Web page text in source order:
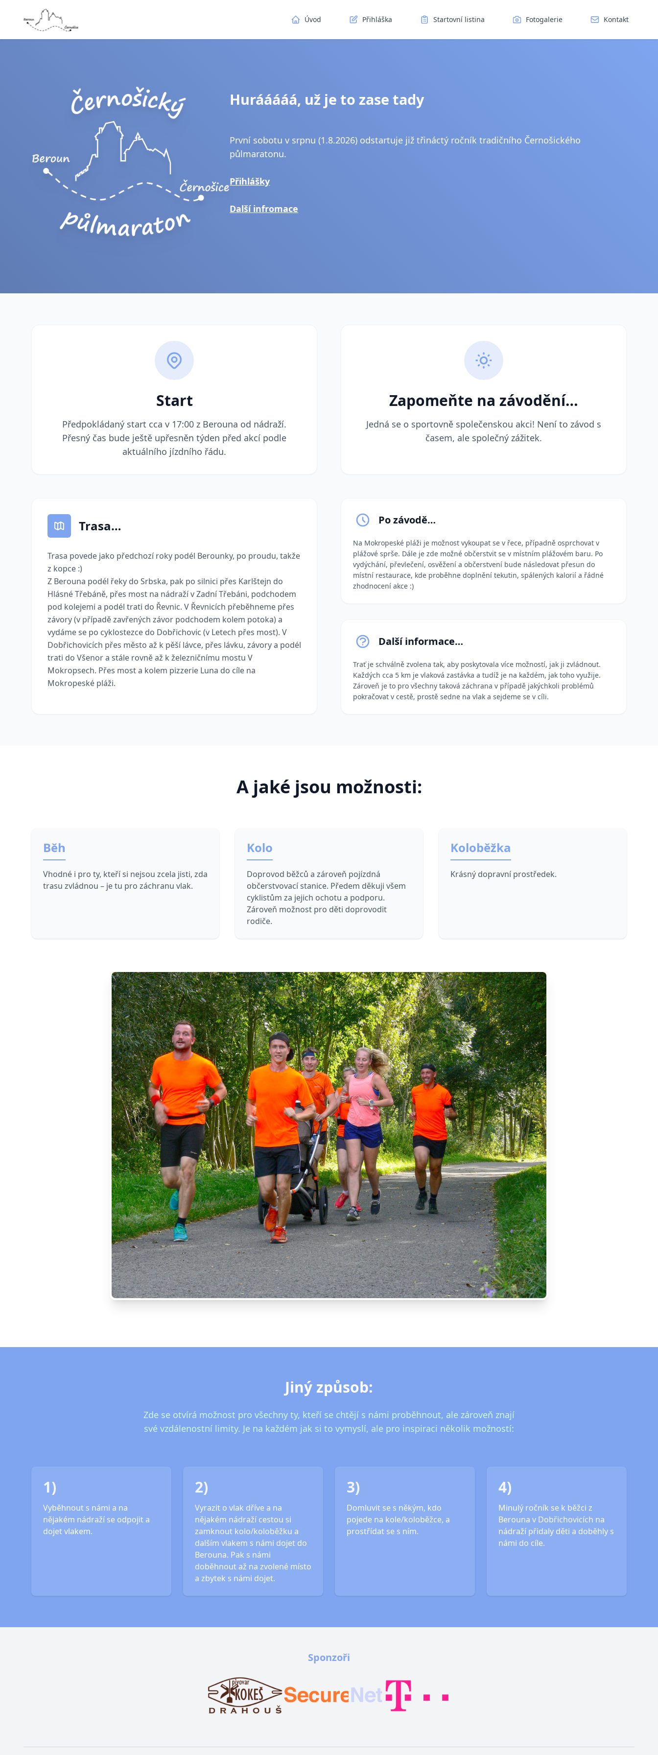
Úvod Přihláška Startovní listina Fotogalerie Kontakt
Hurááááá, už je to zase tady
První sobotu v srpnu (1.8.2026) odstartuje již třináctý ročník tradičního Černošického
půlmaratonu.
Přihlášky
Další infromace
Start
Předpokládaný start cca v 17:00 z Berouna od nádraží.
Přesný čas bude ještě upřesněn týden před akcí podle
aktuálního jízdního řádu.
Zapomeňte na závodění…
Jedná se o sportovně společenskou akci! Není to závod s
časem, ale společný zážitek.
Trasa…
Trasa povede jako předchozí roky podél Berounky, po proudu, takže
z kopce :)
Z Berouna podél řeky do Srbska, pak po silnici přes Karlštejn do
Hlásné Třebáně, přes most na nádraží v Zadní Třebáni, podchodem
pod kolejemi a podél trati do Řevnic. V Řevnicích přeběhneme přes
závory (v případě zavřených závor podchodem kolem potoka) a
vydáme se po cyklostezce do Dobřichovic (v Letech přes most). V
Dobřichovicích přes město až k pěší lávce, přes lávku, závory a podél
trati do Všenor a stále rovně až k železničnímu mostu V
Mokropsech. Přes most a kolem pizzerie Luna do cíle na
Mokropeské pláži.
Po závodě…
Na Mokropeské pláži je možnost vykoupat se v řece, případně osprchovat v
plážové sprše. Dále je zde možné občerstvit se v místním plážovém baru. Po
vydýchání, převlečení, osvěžení a občerstvení bude následovat přesun do
místní restaurace, kde proběhne doplnění tekutin, spálených kalorií a řádné
zhodnocení akce :)
Další informace…
Trať je schválně zvolena tak, aby poskytovala více možností, jak ji zvládnout.
Každých cca 5 km je vlaková zastávka a tudíž je na každém, jak toho využije.
Zároveň je to pro všechny taková záchrana v případě jakýchkoli problémů
pokračovat v cestě, prostě sedne na vlak a sejdeme se v cíli.
A jaké jsou možnosti:
Běh
Vhodné i pro ty, kteří si nejsou zcela jisti, zda
trasu zvládnou – je tu pro záchranu vlak.
Kolo
Doprovod běžců a zároveň pojízdná
občerstvovací stanice. Předem děkuji všem
cyklistům za jejich ochotu a podporu.
Zároveň možnost pro děti doprovodit
rodiče.
Koloběžka
Krásný dopravní prostředek.
Jiný způsob:
Zde se otvírá možnost pro všechny ty, kteří se chtějí s námi proběhnout, ale zároveň znají
své vzdálenostní limity. Je na každém jak si to vymyslí, ale pro inspiraci několik možností:
1)
Vyběhnout s námi a na
nějakém nádraží se odpojit a
dojet vlakem.
2)
Vyrazit o vlak dříve a na
nějakém nádraží cestou si
zamknout kolo/koloběžku a
dalším vlakem s námi dojet do
Berouna. Pak s námi
doběhnout až na zvolené místo
a zbytek s námi dojet.
3)
Domluvit se s někým, kdo
pojede na kole/koloběžce, a
prostřídat se s ním.
4)
Minulý ročník se k běžci z
Berouna v Dobřichovicích na
nádraží přidaly děti a doběhly s
námi do cíle.
Sponzoři